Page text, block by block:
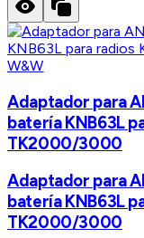
W&W
Adaptador para
batería KNB63L
TK2000/3000
Adaptador para
batería KNB63L
TK2000/3000